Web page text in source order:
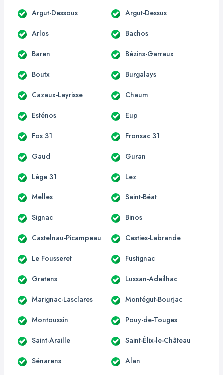
Argut-Dessous Argut-Dessus
Arlos Bachos
Baren Bézins-Garraux
Boutx Burgalays
Cazaux-Layrisse Chaum
Esténos Eup
Fos 31 Fronsac 31
Gaud Guran
Lège 31 Lez
Melles Saint-Béat
Signac Binos
Castelnau-Picampeau Casties-Labrande
Le Fousseret Fustignac
Gratens Lussan-Adeilhac
Marignac-Lasclares Montégut-Bourjac
Montoussin Pouy-de-Touges
Saint-Araille Saint-Élix-le-Château
Sénarens Alan